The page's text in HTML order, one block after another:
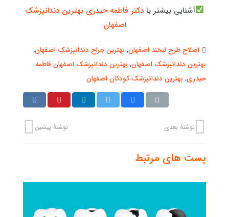
آشنایی بیشتر بادکتر فاطمه حیدری بهترین دندانپزشک
اصفهان
اصلاح طرح لبخند اصفهان, بهترین جراح دندانپزشک اصفهان,
بهترین دندانپزشک اصفهان, بهترین دندانپزشک اصفهان فاطمه
حیدری, بهترین دندانپزشک کودکان اصفهان
نوشتهٔ پیشین نوشتهٔ بعدی
پست های مرتبط